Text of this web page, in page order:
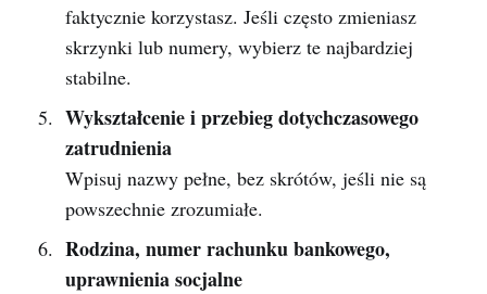
faktycznie korzystasz. Jeśli często zmieniasz
skrzynki lub numery, wybierz te najbardziej
stabilne.
Wykształcenie i przebieg dotychczasowego
zatrudnienia
Wpisuj nazwy pełne, bez skrótów, jeśli nie są
powszechnie zrozumiałe.
Rodzina, numer rachunku bankowego,
uprawnienia socjalne